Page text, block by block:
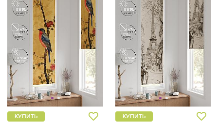
КУПИТЬ КУПИТЬ